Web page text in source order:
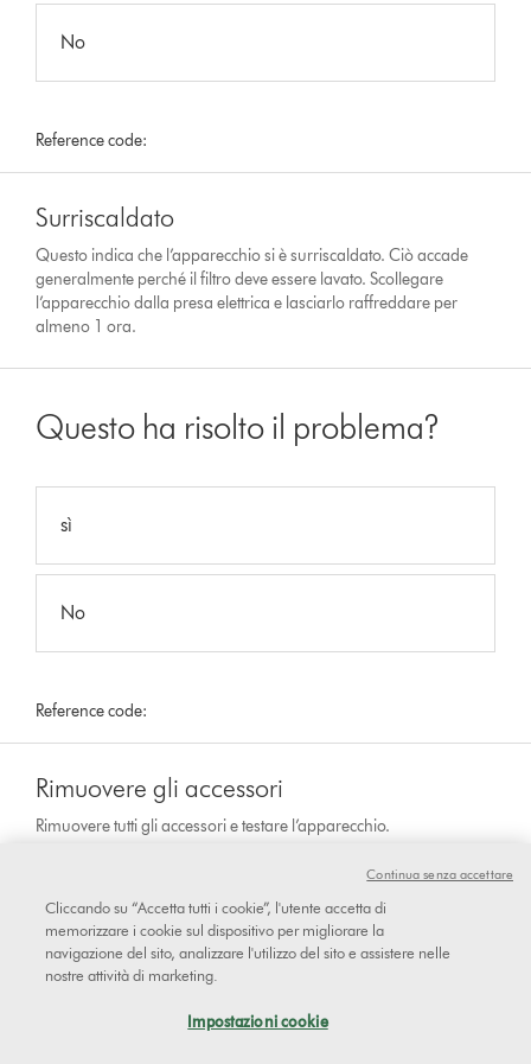
No
Reference code:
Surriscaldato
Questo indica che l’apparecchio si è surriscaldato. Ciò accade
generalmente perché il filtro deve essere lavato. Scollegare
l’apparecchio dalla presa elettrica e lasciarlo raffreddare per
almeno 1 ora.
Questo ha risolto il problema?
sì
No
Reference code:
Rimuovere gli accessori
Rimuovere tutti gli accessori e testare l’apparecchio.
Il fischio è sempre presente anche
dopo aver rimosso tutti gli
Cliccando su “Accetta tutti i cookie”, l'utente accetta di
memorizzare i cookie sul dispositivo per migliorare la
navigazione del sito, analizzare l'utilizzo del sito e assistere nelle
nostre attività di marketing.
Impostazioni cookie
Continua senza accettare